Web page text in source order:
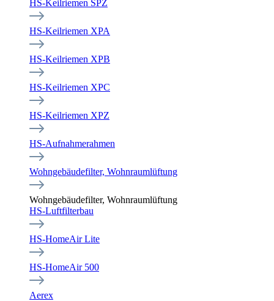
HS-Keilriemen SPZ
HS-Keilriemen XPA
HS-Keilriemen XPB
HS-Keilriemen XPC
HS-Keilriemen XPZ
HS-Aufnahmerahmen
Wohngebäudefilter, Wohnraumlüftung
Wohngebäudefilter, Wohnraumlüftung
HS-Luftfilterbau
HS-HomeAir Lite
HS-HomeAir 500
Aerex